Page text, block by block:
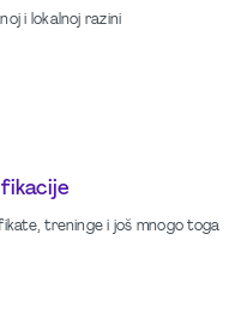
i lokalnoj razini
treninge i još mnogo toga